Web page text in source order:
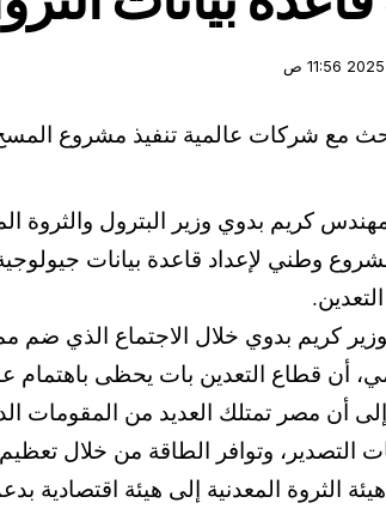
كريم بدوي وزير البترول والثروة
وطني لإعداد قاعدة بيانات
كريم بدوي خلال الاجتماع الذي
أن قطاع التعدين بات يحظى باهتمام
أن مصر تمتلك العديد من المقومات
التصدير، وتوافر الطاقة من خلال تعظيم
الثروة المعدنية إلى هيئة اقتصادية